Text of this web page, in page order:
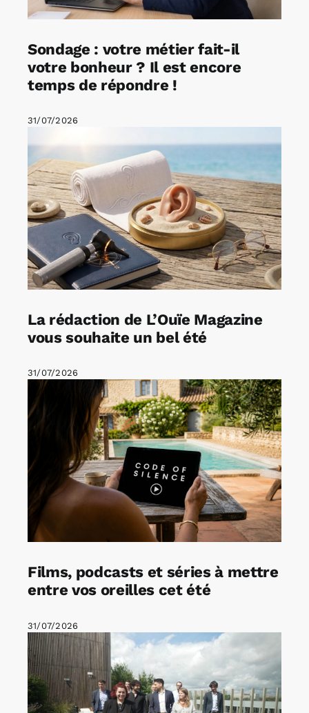
Sondage : votre métier fait-il
votre bonheur ? Il est encore
temps de répondre !
31/07/2026
La rédaction de L’Ouïe Magazine
vous souhaite un bel été
31/07/2026
Films, podcasts et séries à mettre
entre vos oreilles cet été
31/07/2026